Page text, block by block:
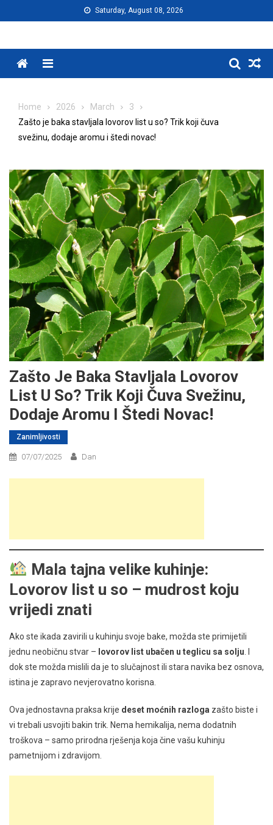
to
Saturday, August 08, 2026
Menu
Home 2026 March
3
Zašto je baka stavljala lovorov list u so? Trik koji čuva
svežinu, dodaje aromu i štedi novac!
Zašto Je Baka Stavljala Lovorov
List U So? Trik Koji Čuva Svežinu,
Dodaje Aromu I Štedi Novac!
Zanimljivosti
07/07/2025 Dan
Mala tajna velike kuhinje:
Lovorov list u so – mudrost koju
vrijedi znati
Ako ste ikada zavirili u kuhinju svoje bake, možda ste primijetili
jednu neobičnu stvar – lovorov list ubačen u teglicu sa solju . I
dok ste možda mislili da je to slučajnost ili stara navika bez osnova,
istina je zapravo nevjerovatno korisna.
Ova jednostavna praksa krije deset moćnih razloga zašto biste i
vi trebali usvojiti bakin trik. Nema hemikalija, nema dodatnih
troškova – samo prirodna rješenja koja čine vašu kuhinju
pametnijom i zdravijom.